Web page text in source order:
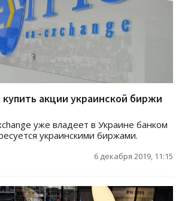
акции украинской биржи
уже владеет в Украине банком
украинскими биржами.
6 декабря 2019, 11:15